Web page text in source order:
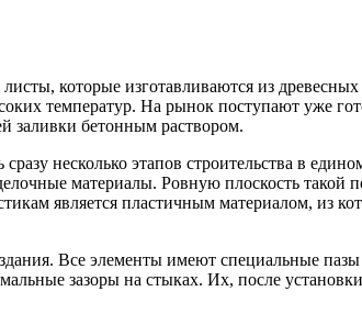
которые изготавливаются из
температур. На рынок поступают уже
заливки бетонным раствором.
несколько этапов строительства в
материалы. Ровную плоскость
является пластичным материалом, из
Все элементы имеют специальные
зазоры на стыках. Их, после